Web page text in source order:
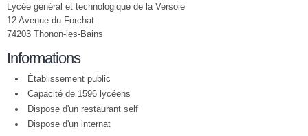
Lycée général et technologique de la Versoie
12 Avenue du Forchat
74203 Thonon-les-Bains
Informations
Établissement public
Capacité de 1596 lycéens
Dispose d'un restaurant self
Dispose d'un internat